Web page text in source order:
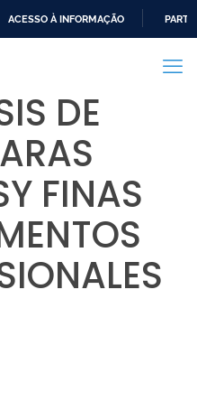
ACESSO À INFORMAÇÃO
DE
FINAS